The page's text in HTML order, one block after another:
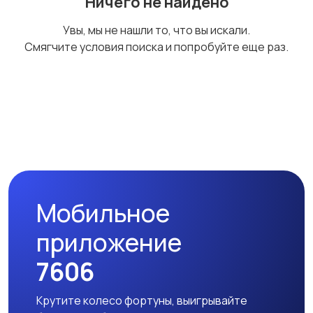
Увы, мы не нашли то, что вы искали.
Смягчите условия поиска и попробуйте еще раз.
Мобильное
приложение
7606
Крутите колесо фортуны, выигрывайте